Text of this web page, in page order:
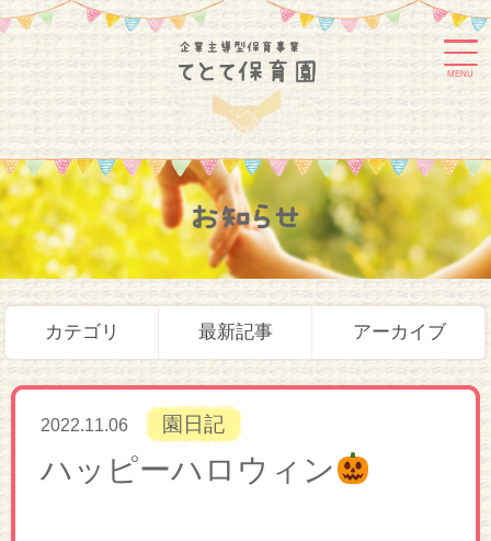
MENU
お知らせ
カテゴリ 最新記事 アーカイブ
2022.11.06 園日記
ハッピーハロウィン